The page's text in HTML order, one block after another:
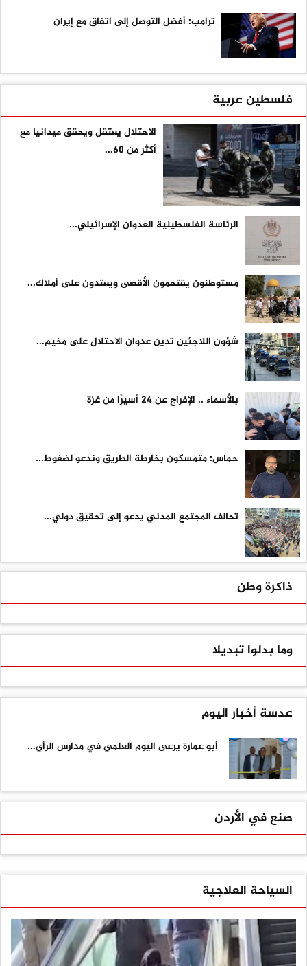
ترامب: أفضل التوصل إلى اتفاق مع إيران
فلسطين عربية
الاحتلال يعتقل ويحقق ميدانيا مع
أكثر من 60...
الرئاسة الفلسطينية العدوان الإسرائيلي...
مستوطنون يقتحمون الأقصى ويعتدون على أملاك...
شؤون اللاجئين تدين عدوان الاحتلال على مخيم...
بالأسماء .. الإفراج عن 24 أسيرًا من غزة
حماس: متمسكون بخارطة الطريق وندعو لضغوط...
تحالف المجتمع المدني يدعو إلى تحقيق دولي...
ذاكرة وطن
وما بدلوا تبديلا
عدسة أخبار اليوم
أبو عمارة يرعى اليوم العلمي في مدارس الرأي...
صنع في الأردن
السياحة العلاجية